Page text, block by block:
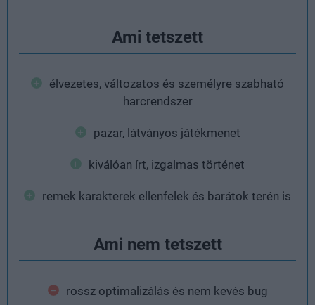
Ami tetszett
élvezetes, változatos és személyre szabható
harcrendszer
pazar, látványos játékmenet
kiválóan írt, izgalmas történet
remek karakterek ellenfelek és barátok terén is
Ami nem tetszett
rossz optimalizálás és nem kevés bug